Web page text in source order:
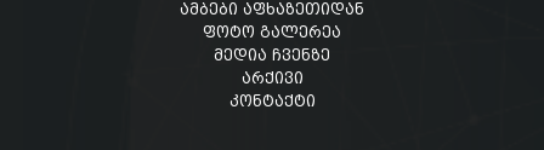
ამბები აფხაზეთიდან
ფოტო გალერეა
მედია ჩვენზე
არქივი
კონტაქტი